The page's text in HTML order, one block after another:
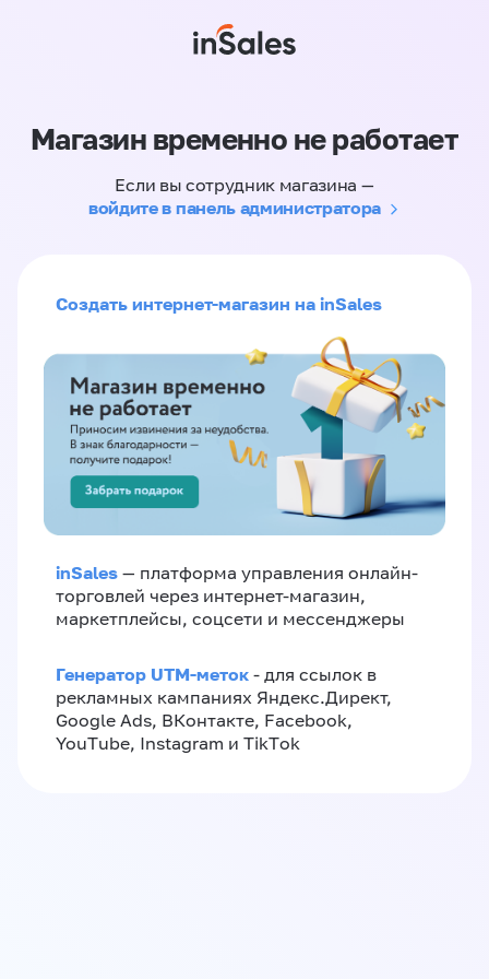
Магазин временно не работает
Если вы сотрудник магазина —
войдите в панель администратора
Создать интернет-магазин на inSales
inSales — платформа управления онлайн-
торговлей через интернет-магазин,
маркетплейсы, соцсети и мессенджеры
Генератор UTM-меток - для ссылок в
рекламных кампаниях Яндекс.Директ,
Google Ads, ВКонтакте, Facebook,
YouTube, Instagram и TikTok